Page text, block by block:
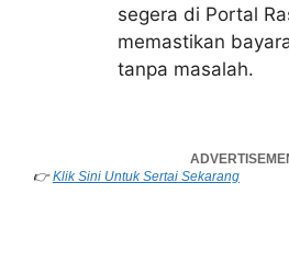
segera di Portal
memastikan
tanpa masalah.
👉Klik Sini Untuk Sertai Sekarang